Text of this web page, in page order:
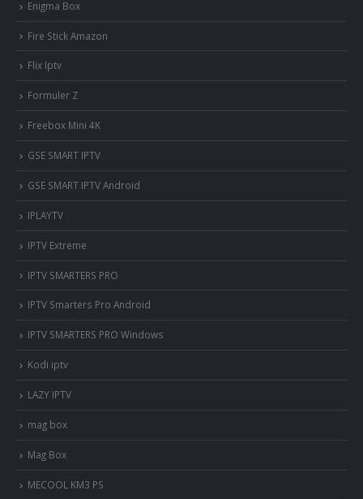
Enigma Box
Fire Stick Amazon
Flix Iptv
Formuler Z
Freebox Mini 4K
‎GSE SMART IPTV
GSE SMART IPTV Android
IPLAYTV
IPTV Extreme
IPTV SMARTERS PRO
IPTV Smarters Pro Android
IPTV SMARTERS PRO Windows
Kodi iptv
LAZY IPTV
mag box
Mag Box
MECOOL KM3 PS